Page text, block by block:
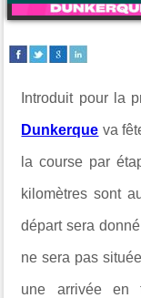
Introduit pour la
Dunkerque va
la course par
kilomètres sont
départ sera
ne sera pas
une arrivée en